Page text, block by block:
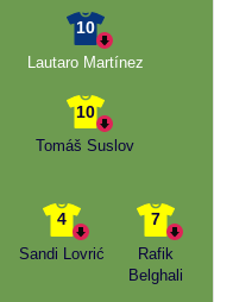
10
Lautaro Martínez
10
Tomáš Suslov
4
Sandi Lovrić
7
Rafik
Belghali